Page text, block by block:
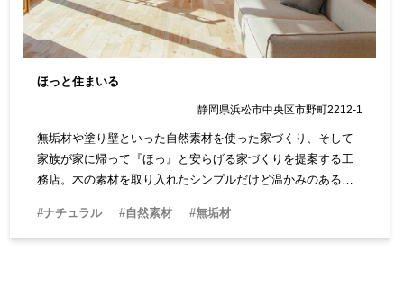
ほっと住まいる
静岡県浜松市中央区市野町2212-1
無垢材や塗り壁といった自然素材を使った家づくり、そして
家族が家に帰って『ほっ』と安らげる家づくりを提案する工
務店。木の素材を取り入れたシンプルだけど温かみのある空
性らしくナチュラルなテイストです。
#ナチュラル #自然素材 #無垢材